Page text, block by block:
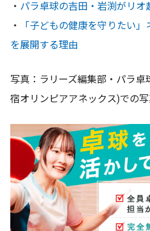
・ パラ卓球の吉田・岩渕がリオ
・
「子どもの健康を守りたい
を展開する理由
写真：ラリーズ編集部・パラ卓
宿オリンピアアネックス)での